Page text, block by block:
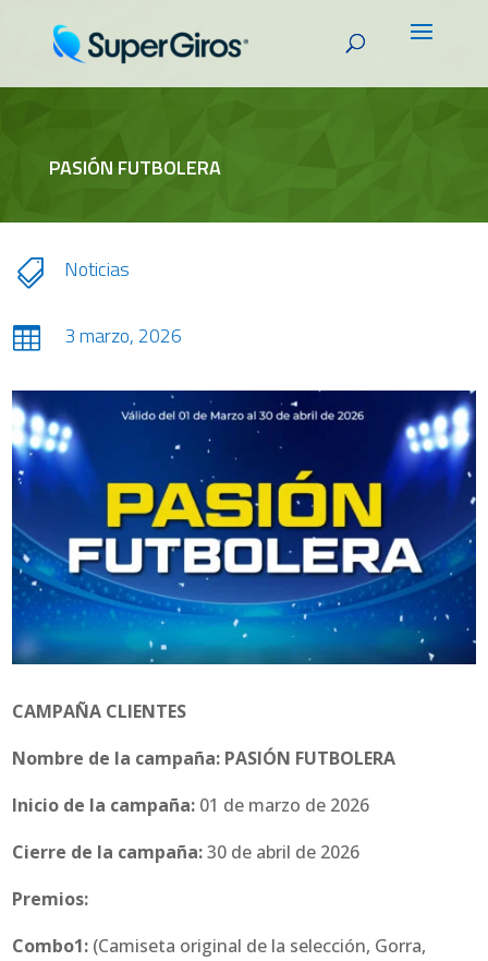
PASIÓN FUTBOLERA
 Noticias
 3 marzo, 2026
CAMPAÑA CLIENTES
Nombre de la campaña: PASIÓN FUTBOLERA
Inicio de la campaña: 01 de marzo de 2026
Cierre de la campaña:30 de abril de 2026
Premios:
Combo1: (Camiseta original de la selección, Gorra,